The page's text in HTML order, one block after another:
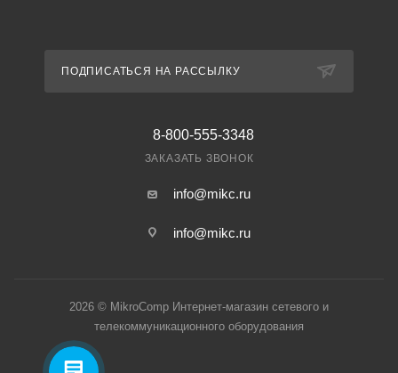
ПОДПИСАТЬСЯ НА РАССЫЛКУ
8-800-555-3348
ЗАКАЗАТЬ ЗВОНОК
info@mikc.ru
info@mikc.ru
2026 © MikroComp Интернет-магазин сетевого и
телекоммуникационного оборудования